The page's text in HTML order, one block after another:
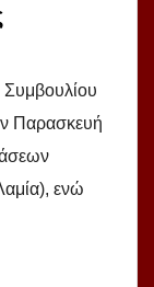
Συμβουλίου
Παρασκευή
ενώ